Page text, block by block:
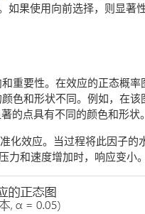
如果使用向前选择，则显著
重要性。在效应的正态概
色和形状不同。例如，在该
的点具有不同的颜色和形状。
化效应。当过程将此因子的
力和速度增加时，响应变小。